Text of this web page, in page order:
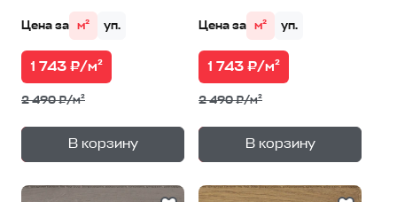
Цена за м² уп.
1 743 ₽/м²
2 490 ₽/м²
В корзину
— 1уп.
Цена за м² уп.
1 743 ₽/м²
2 490 ₽/м²
В корзину
— 1уп.